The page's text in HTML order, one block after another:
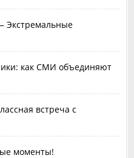
Экстремальные
как СМИ объединяют
встреча с
моменты!